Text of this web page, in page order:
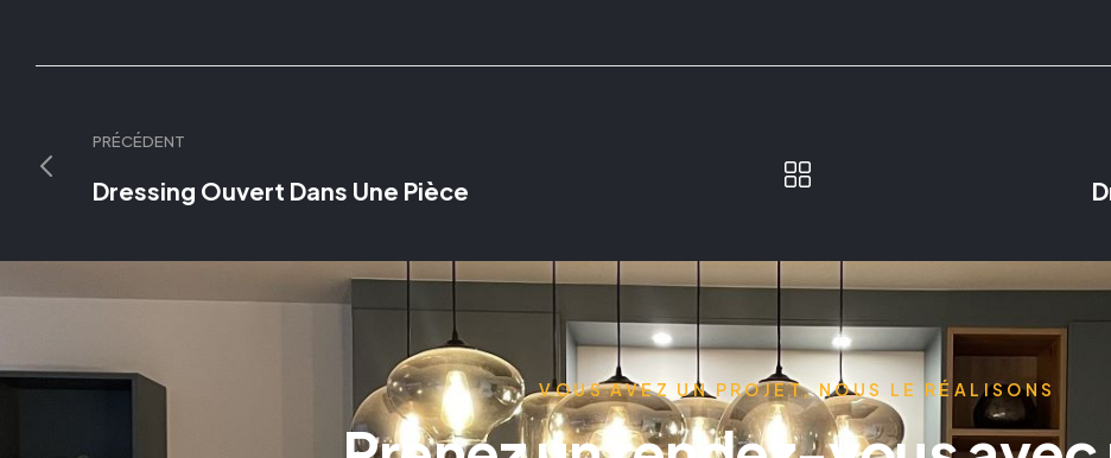
PRÉCÉDENT
Dressing Ouvert Dans Une Pièce
VOUS AVEZ UN PROJET, NOUS LE RÉALISONS